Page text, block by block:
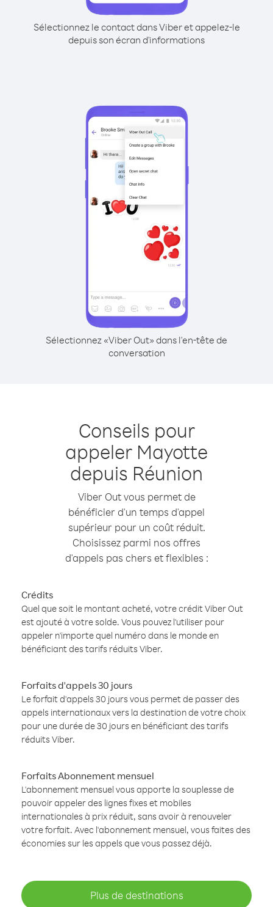
Sélectionnez le contact dans Viber et appelez-le
depuis son écran d'informations
Sélectionnez «Viber Out» dans l'en-tête de
conversation
Conseils pour
appeler Mayotte
depuis Réunion
Viber Out vous permet de
bénéficier d'un temps d'appel
supérieur pour un coût réduit.
Choisissez parmi nos offres
d'appels pas chers et flexibles :
Crédits
Quel que soit le montant acheté, votre crédit Viber Out
est ajouté à votre solde. Vous pouvez l'utiliser pour
appeler n'importe quel numéro dans le monde en
bénéficiant des tarifs réduits Viber.
Forfaits d'appels 30 jours
Le forfait d'appels 30 jours vous permet de passer des
appels internationaux vers la destination de votre choix
pour une durée de 30 jours en bénéficiant des tarifs
réduits Viber.
Forfaits Abonnement mensuel
L'abonnement mensuel vous apporte la souplesse de
pouvoir appeler des lignes fixes et mobiles
internationales à prix réduit, sans avoir à renouveler
votre forfait. Avec l'abonnement mensuel, vous faites des
économies sur les appels que vous passez déjà.
Plus de destinations